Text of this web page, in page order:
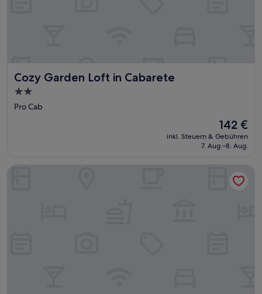
Cozy Garden Loft in Cabarete
Cozy Garden Loft in Cabarete
2.0-
Sterne-
Pro Cab
Der
Preis
beträgt
142 €
inkl. Steuern & Gebühren
7. Aug.–8. Aug.
Serene Holiday House Retreat in Cabarete, Dominican